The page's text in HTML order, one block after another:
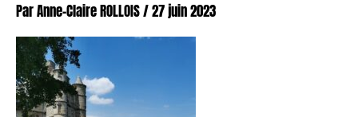
ParAnne-Claire ROLLOIS/27 juin 2023